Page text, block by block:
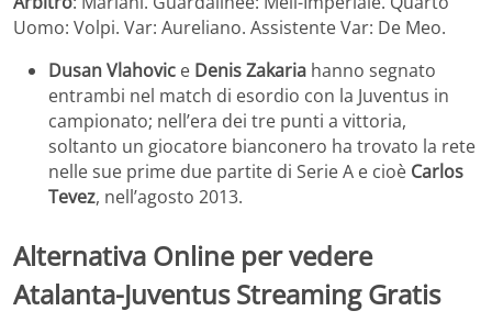
Uomo: Volpi. Var: Aureliano. Assistente Var: De Meo.
Dusan Vlahovic e Denis Zakaria hanno segnato
entrambi nel match di esordio con la Juventus in
campionato; nell’era dei tre punti a vittoria,
soltanto un giocatore bianconero ha trovato la rete
nelle sue prime due partite di Serie A e cioè Carlos
Tevez, nell’agosto 2013.
Alternativa Online per vedere
Atalanta-Juventus Streaming Gratis